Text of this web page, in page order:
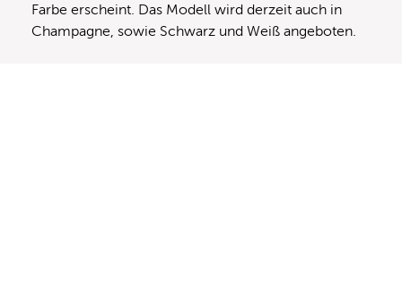
Farbe erscheint. Das Modell wird derzeit auch in
Champagne, sowie Schwarz und Weiß angeboten.